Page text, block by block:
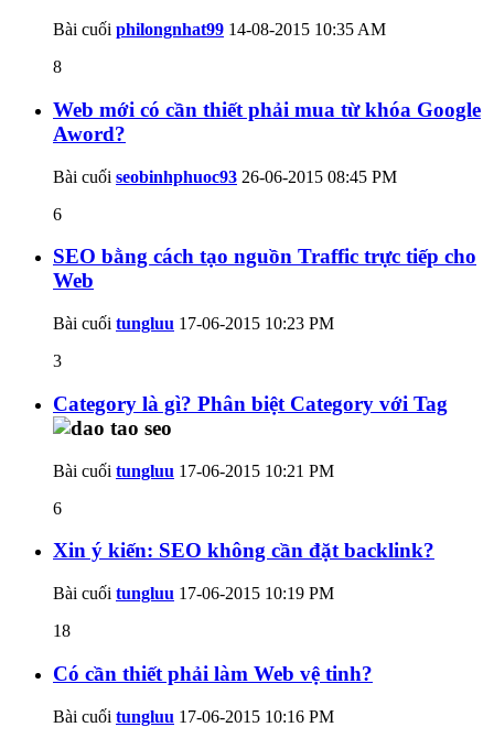
Bài cuối philongnhat99 14-08-2015 10:35 AM
8
Web mới có cần thiết phải mua từ khóa Google
Aword?
Bài cuối seobinhphuoc93 26-06-2015 08:45 PM
6
SEO bằng cách tạo nguồn Traffic trực tiếp cho
Web
Bài cuối tungluu 17-06-2015 10:23 PM
3
Category là gì? Phân biệt Category với Tag
Bài cuối tungluu 17-06-2015 10:21 PM
6
Xin ý kiến: SEO không cần đặt backlink?
Bài cuối tungluu 17-06-2015 10:19 PM
18
Có cần thiết phải làm Web vệ tinh?
Bài cuối tungluu 17-06-2015 10:16 PM